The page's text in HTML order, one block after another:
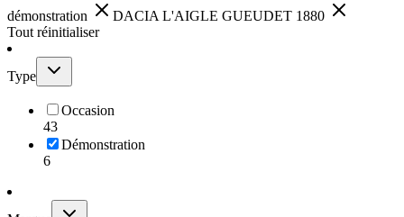
démonstration
DACIA L'AIGLE GUEUDET 1880
Tout réinitialiser
Type
Occasion
43
Démonstration
6